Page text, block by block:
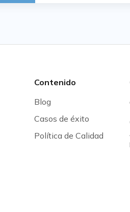
Contenido
Blog
Casos de éxito
Política de Calidad